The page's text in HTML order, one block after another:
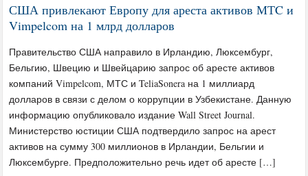
США привлекают Европу для ареста активов МТC и
Vimpelcom на 1 млрд долларов
Правительство США направило в Ирландию, Люксембург,
Бельгию, Швецию и Швейцарию запрос об аресте активов
компаний Vimpelcom, МТС и TeliaSonera на 1 миллиард
долларов в связи с делом о коррупции в Узбекистане. Данную
информацию опубликовало издание Wall Street Journal.
Министерство юстиции США подтвердило запрос на арест
активов на сумму 300 миллионов в Ирландии, Бельгии и
Люксембурге. Предположительно речь идет об аресте […]